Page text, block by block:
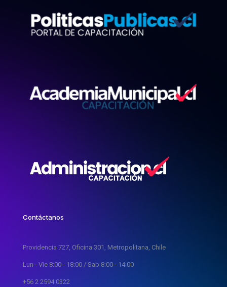
Contáctanos
Providencia 727, Oficina 301, Metropolitana, Chile
Lun - Vie 8:00 - 18:00 / Sab 8:00 - 14:00
+56 2 2594 0322